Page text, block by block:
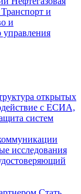
Транспорт и
и
управления
открытых
с ЕСИА,
систем
исследования